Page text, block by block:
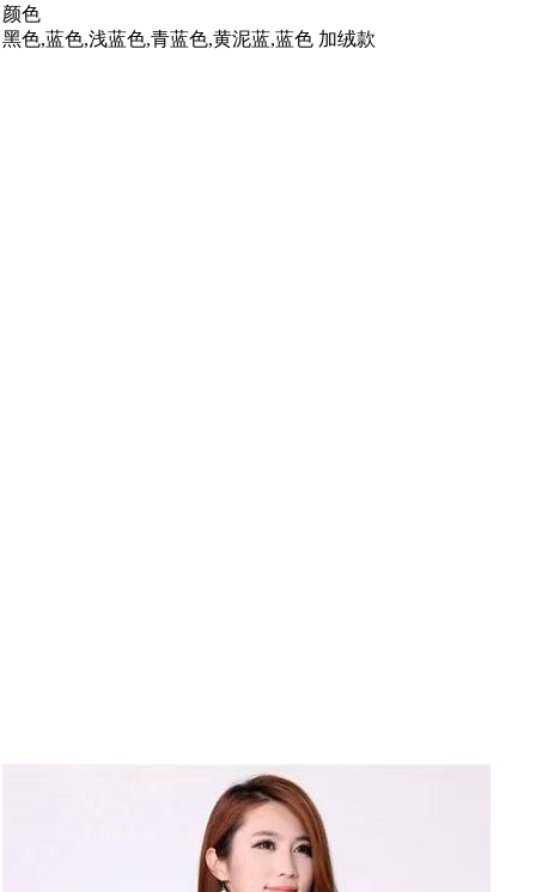
颜色
黑色,蓝色,浅蓝色,青蓝色,黄泥蓝,蓝色 加绒款